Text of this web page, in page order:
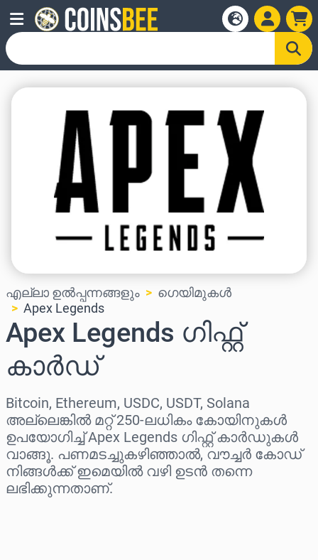
എല്ലാ ഉൽപ്പന്നങ്ങളും
ഗെയിമുകൾ
Apex Legends
Apex Legends ഗിഫ്റ്റ്
കാർഡ്
Bitcoin, Ethereum, USDC, USDT, Solana
അല്ലെങ്കിൽ മറ്റ് 250-ലധികം കോയിനുകൾ
ഉപയോഗിച്ച് Apex Legends ഗിഫ്റ്റ് കാർഡുകൾ
വാങ്ങൂ. പണമടച്ചുകഴിഞ്ഞാൽ, വൗച്ചർ കോഡ്
നിങ്ങൾക്ക് ഇമെയിൽ വഴി ഉടൻ തന്നെ
ലഭിക്കുന്നതാണ്.